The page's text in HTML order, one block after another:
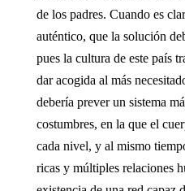
de los padres. Cuando es
auténtico, que la solución
pues la cultura de este país
dar acogida al más
debería prever un sistema
costumbres, en la que el
cada nivel, y al mismo
ricas y múltiples relaciones